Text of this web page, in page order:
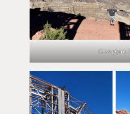
Cest géant !